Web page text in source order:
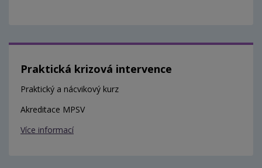
Praktická krizová intervence
Praktický a nácvikový kurz
Akreditace MPSV
Více informací